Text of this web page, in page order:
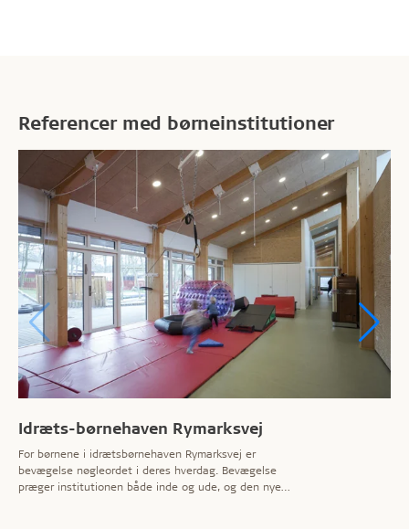
Referencer med børneinstitutioner
Idræts-børnehaven Rymarksvej
For børnene i idrætsbørnehaven Rymarksvej er
bevægelse nøgleordet i deres hverdag. Bevægelse
præger institutionen både inde og ude, og den nye